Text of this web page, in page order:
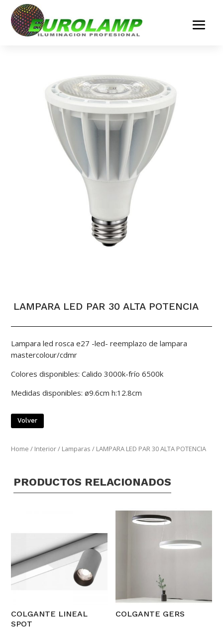
LAMPARA LED PAR 30 ALTA POTENCIA
Lampara led rosca e27 -led- reemplazo de lampara
mastercolour/cdmr
Colores disponibles: Calido 3000k-frío 6500k
Medidas disponibles: ø9.6cm h:12.8cm
Volver
Home / Interior/ Lamparas / LAMPARA LED PAR 30 ALTA POTENCIA
PRODUCTOS RELACIONADOS
COLGANTE LINEAL
SPOT
COLGANTE GERS